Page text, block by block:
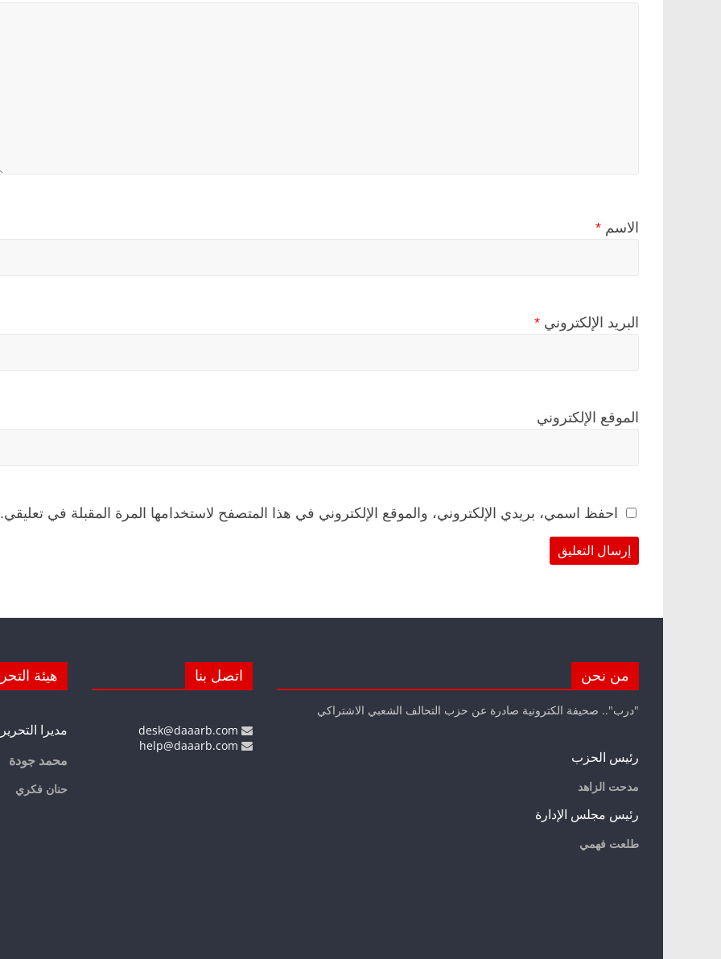
الاسم *
البريد الإلكتروني *
الموقع الإلكتروني
احفظ اسمي، بريدي الإلكتروني، والموقع الإلكتروني في هذا المتصفح لاستخدامها المرة المقبلة في تعليقي.
من نحن
"درب".. صحيفة الكترونية صادرة عن حزب التحالف الشعبي الاشتراكي
رئيس الحزب
مدحت الزاهد
رئيس مجلس الإدارة
طلعت فهمي
اتصل بنا هيئة
مديرا التحرير
محمد جودة
حنان فكري